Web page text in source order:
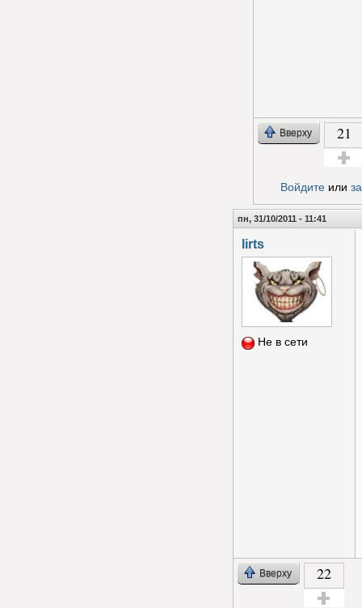
Вверху 21
Войдитеили
пн, 31/10/2011 - 11:41
lirts
Не в сети
Вверху 22